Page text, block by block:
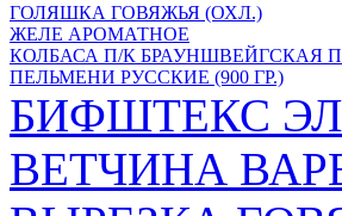
ГОЛЯШКА ГОВЯЖЬЯ (ОХЛ.)
ЖЕЛЕ АРОМАТНОЕ
КОЛБАСА П/К БРАУНШВЕЙГСКАЯ
ПЕЛЬМЕНИ РУССКИЕ (900 ГР.)
БИФШТЕКС
ВЕТЧИНА